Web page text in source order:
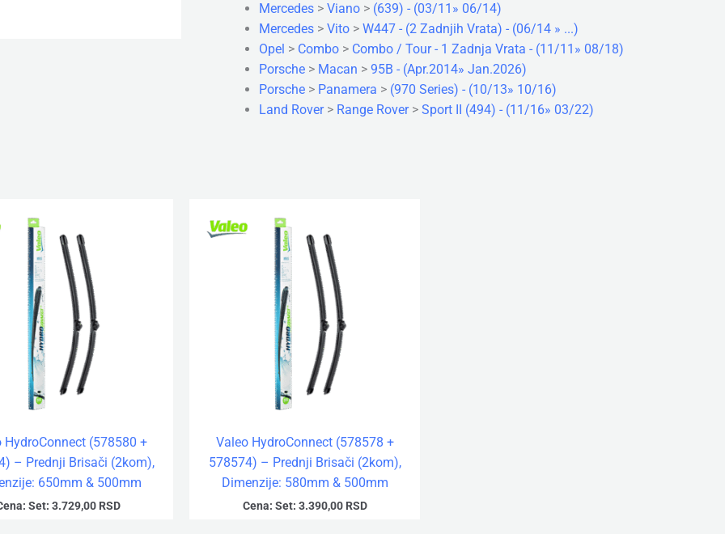
Mercedes > Viano > (639) - (03/11» 06/14)
Mercedes > Vito > W447 - (2 Zadnjih Vrata) - (06/14 » ...)
Opel > Combo > Combo / Tour - 1 Zadnja Vrata - (11/11» 08/18)
Porsche > Macan > 95B - (Apr.2014» Jan.2026)
Porsche > Panamera > (970 Series) - (10/13» 10/16)
Land Rover> Range Rover> Sport II (494) - (11/16» 03/22)
HydroConnect (578580 +
– Prednji Brisači (2kom),
650mm & 500mm
Set: 3.729,00 RSD
Valeo HydroConnect (578578 +
578574) – Prednji Brisači (2kom),
Dimenzije: 580mm & 500mm
Cena: Set: 3.390,00 RSD